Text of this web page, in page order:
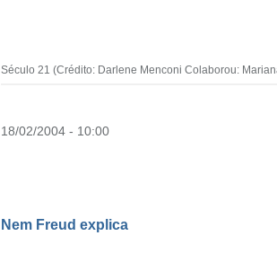
Século 21 (Crédito: Darlene Menconi Colaborou:
18/02/2004 - 10:00
Nem Freud explica